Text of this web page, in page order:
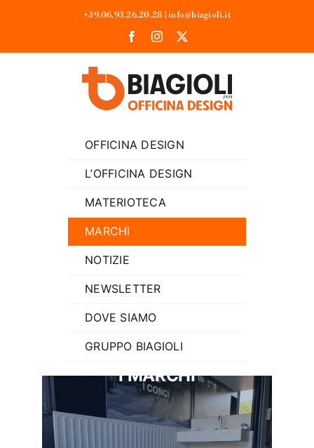
+39.06.93.26.20.28 |info@biagioli.it
OFFICINA DESIGN
L’OFFICINA DESIGN
MATERIOTECA
MARCHI
NOTIZIE
NEWSLETTER
DOVE SIAMO
GRUPPO BIAGIOLI
I MARCHI